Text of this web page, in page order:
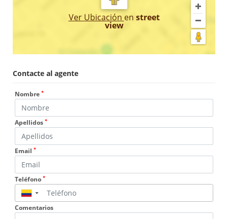
Ver Ubicación en street
view
Contacte al agente
Nombre *
Apellidos *
Email *
Teléfono *
▼
Comentarios